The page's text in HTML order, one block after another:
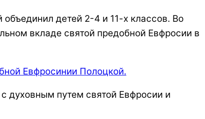
детей 2-4 и 11-х классов. Во
вкладе святой предобной Евфросии в
духовным путем святой Евфросии и